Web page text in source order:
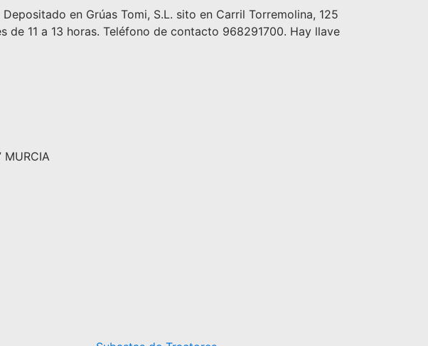
Depositado en Grúas Tomi, S.L. sito en Carril Torremolina, 125
11 a 13 horas. Teléfono de contacto 968291700. Hay llave
MURCIA